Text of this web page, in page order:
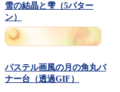
雪の結晶と雫（5パター
ン）
パステル画風の月の角丸バ
ナー台（透過GIF）